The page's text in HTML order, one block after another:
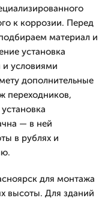
к коррозии. Перед
материал и
установка
и условиями
дополнительные
переходников,
— в ней
в рублях и
для монтажа
высоты. Для зданий